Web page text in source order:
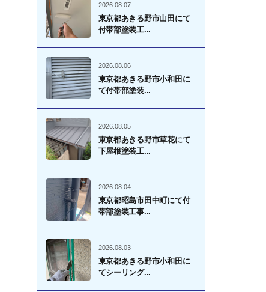
2026.08.07
東京都あきる野市山田にて
付帯部塗装工...
2026.08.06
東京都あきる野市小和田に
て付帯部塗装...
2026.08.05
東京都あきる野市草花にて
下屋根塗装工...
2026.08.04
東京都昭島市田中町にて付
帯部塗装工事...
2026.08.03
東京都あきる野市小和田に
てシーリング...